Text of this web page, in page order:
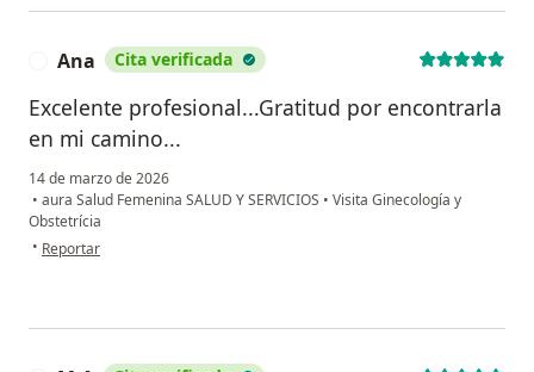
Ana Cita verificada
Excelente profesional...Gratitud por encontrarla
en mi camino...
14 de marzo de 2026
• aura Salud Femenina SALUD Y SERVICIOS • Visita Ginecología y
Obstetrícia
• en opinión del usuario Ana
Reportar